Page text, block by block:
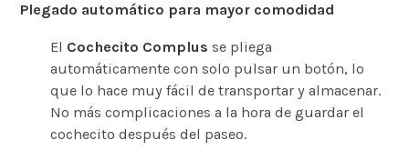
Plegado automático para mayor comodidad
El Cochecito Complus se pliega
automáticamente con solo pulsar un botón, lo
que lo hace muy fácil de transportar y almacenar.
No más complicaciones a la hora de guardar el
cochecito después del paseo.